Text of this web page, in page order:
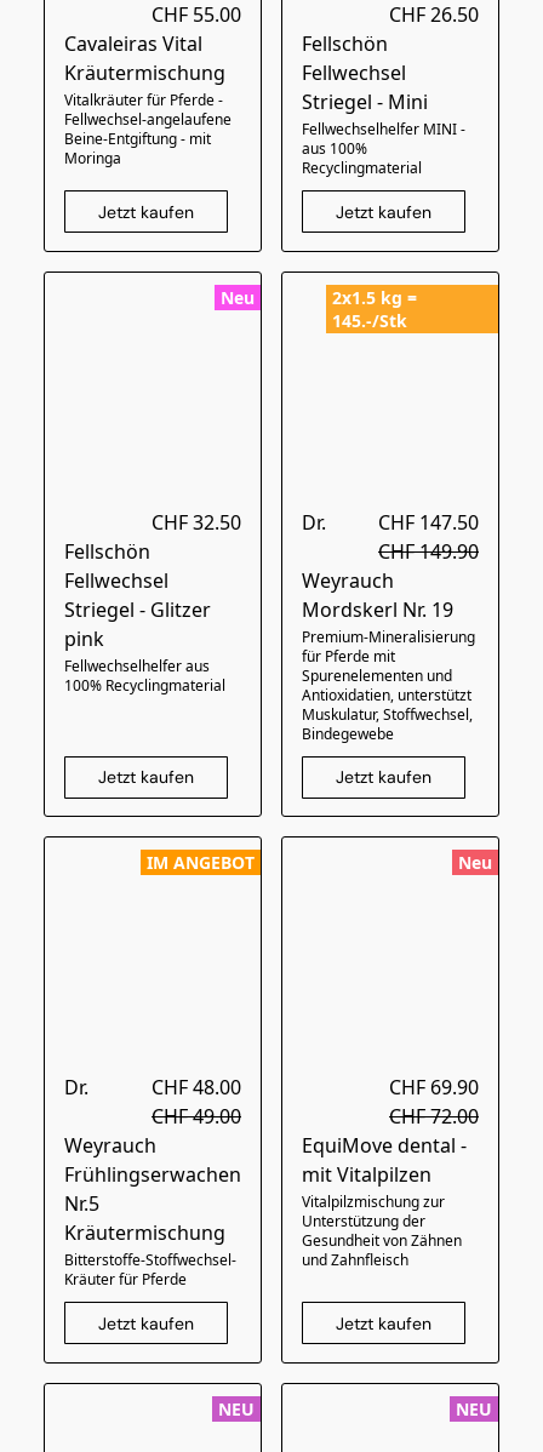
CHF 55.00
Cavaleiras Vital
Kräutermischung
Vitalkräuter für Pferde -
Fellwechsel-angelaufene
Beine-Entgiftung - mit
Moringa
Jetzt kaufen
CHF 26.50
Fellschön
Fellwechsel
Striegel - Mini
Fellwechselhelfer MINI -
aus 100%
Recyclingmaterial
Jetzt kaufen
Neu
CHF 32.50
Fellschön
Fellwechsel
Striegel - Glitzer
pink
Fellwechselhelfer aus
100% Recyclingmaterial
Jetzt kaufen
2x1.5 kg =
145.-/Stk
CHF 147.50
CHF 149.90
Dr.
Weyrauch
Mordskerl Nr. 19
Premium-Mineralisierung
für Pferde mit
Spurenelementen und
Antioxidatien, unterstützt
Muskulatur, Stoffwechsel,
Bindegewebe
Jetzt kaufen
IM ANGEBOT
CHF 48.00
CHF 49.00
Dr.
Weyrauch
Frühlingserwachen
Nr.5
Kräutermischung
Bitterstoffe-Stoffwechsel-
Kräuter für Pferde
Jetzt kaufen
Neu
CHF 69.90
CHF 72.00
EquiMove dental -
mit Vitalpilzen
Vitalpilzmischung zur
Unterstützung der
Gesundheit von Zähnen
und Zahnfleisch
Jetzt kaufen
NEU NEU